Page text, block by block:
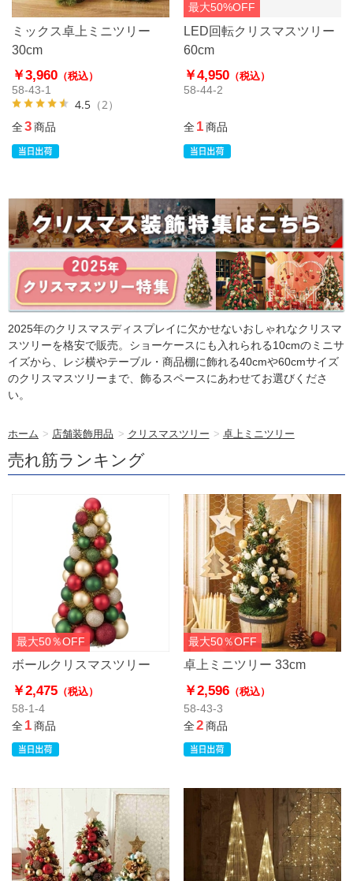
ミックス卓上ミニツリー
30cm
￥3,960 （税込）
58-43-1
4.5 （2）
全3商品
最大50%OFF
LED回転クリスマスツリー
60cm
￥4,950（税込）
58-44-2
全1商品
2025年のクリスマスディスプレイに欠かせないおしゃれなクリスマ
スツリーを格安で販売。ショーケースにも入れられる10cmのミニサ
イズから、レジ横やテーブル・商品棚に飾れる40cmや60cmサイズ
のクリスマスツリーまで、飾るスペースにあわせてお選びくださ
い。
ホーム > 店舗装飾用品 > クリスマスツリー > 卓上ミニツリー
売れ筋ランキング
最大50％OFF
ボールクリスマスツリー
￥2,475 （税込）
58-1-4
全1商品
最大50％OFF
卓上ミニツリー 33cm
￥2,596（税込）
58-43-3
全2商品